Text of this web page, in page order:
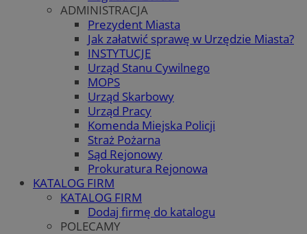
ADMINISTRACJA
Prezydent Miasta
Jak załatwić sprawę w Urzędzie Miasta?
INSTYTUCJE
Urząd Stanu Cywilnego
MOPS
Urząd Skarbowy
Urząd Pracy
Komenda Miejska Policji
Straż Pożarna
Sąd Rejonowy
Prokuratura Rejonowa
KATALOG FIRM
KATALOG FIRM
Dodaj firmę do katalogu
POLECAMY